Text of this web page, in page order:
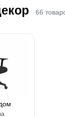
66